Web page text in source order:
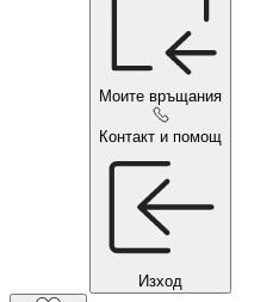
Моите връщания
Контакт и помощ
Изход